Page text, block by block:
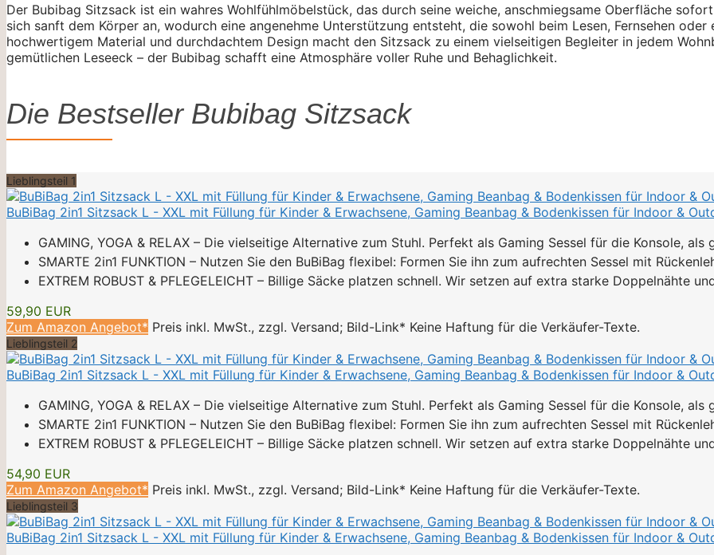
Der Bubibag Sitzsack ist ein wahres Wohlfühlmöbelstück, das durch seine weiche, anschmiegsame Oberfläche
sich sanft dem Körper an, wodurch eine angenehme Unterstützung entsteht, die sowohl beim Lesen, Fernsehen
hochwertigem Material und durchdachtem Design macht den Sitzsack zu einem vielseitigen Begleiter in jedem
gemütlichen Leseeck – der Bubibag schafft eine Atmosphäre voller Ruhe und Behaglichkeit.
Die Bestseller Bubibag Sitzsack
Lieblingsteil 1
BuBiBag 2in1 Sitzsack L - XXL mit Füllung für Kinder & Erwachsene, Gaming Beanbag & Bodenkissen für Indoor &
GAMING, YOGA & RELAX – Die vielseitige Alternative zum Stuhl. Perfekt als Gaming Sessel für die Konsole, als
SMARTE 2in1 FUNKTION – Nutzen Sie den BuBiBag flexibel: Formen Sie ihn zum aufrechten Sessel mit
EXTREM ROBUST & PFLEGELEICHT – Billige Säcke platzen schnell. Wir setzen auf extra starke Doppelnähte
59,90 EUR
Zum Amazon Angebot* Preis inkl. MwSt., zzgl. Versand; Bild-Link* Keine Haftung für die Verkäufer-Texte.
Lieblingsteil 2
BuBiBag 2in1 Sitzsack L - XXL mit Füllung für Kinder & Erwachsene, Gaming Beanbag & Bodenkissen für Indoor &
GAMING, YOGA & RELAX – Die vielseitige Alternative zum Stuhl. Perfekt als Gaming Sessel für die Konsole, als
SMARTE 2in1 FUNKTION – Nutzen Sie den BuBiBag flexibel: Formen Sie ihn zum aufrechten Sessel mit
EXTREM ROBUST & PFLEGELEICHT – Billige Säcke platzen schnell. Wir setzen auf extra starke Doppelnähte
54,90 EUR
Zum Amazon Angebot* Preis inkl. MwSt., zzgl. Versand; Bild-Link* Keine Haftung für die Verkäufer-Texte.
Lieblingsteil 3
BuBiBag 2in1 Sitzsack L - XXL mit Füllung für Kinder & Erwachsene, Gaming Beanbag & Bodenkissen für Indoor &